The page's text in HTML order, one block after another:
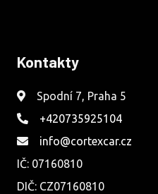
Kontakty
Spodní 7, Praha 5
+420735925104
info@cortexcar.cz
IČ: 07160810
DIČ: CZ07160810